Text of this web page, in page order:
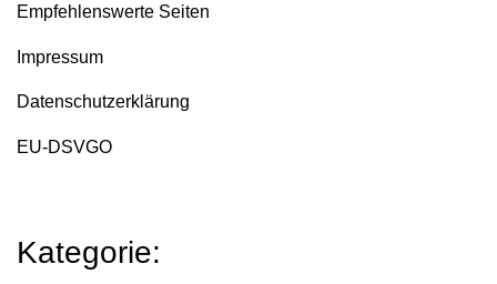
Empfehlenswerte Seiten
Impressum
Datenschutzerklärung
EU-DSVGO
Kategorie: